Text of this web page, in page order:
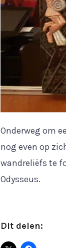
Onderweg om
nog even op
wandreliëfs te
Odysseus.
Dit delen: